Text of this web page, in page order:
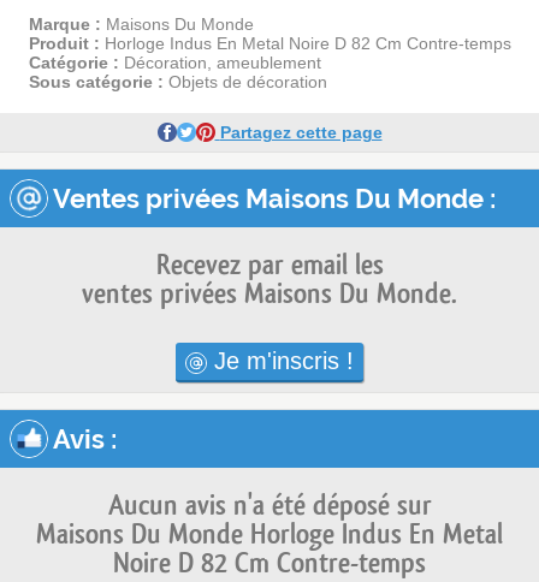
Marque : Maisons Du Monde
Produit : Horloge Indus En Metal Noire D 82 Cm Contre-temps
Catégorie : Décoration, ameublement
Sous catégorie : Objets de décoration
Partagez cette page
Ventes privées Maisons Du Monde :
Recevez par email les
ventes privées Maisons Du Monde.
Je m'inscris !
Avis :
Aucun avis n'a été déposé sur
Maisons Du Monde Horloge Indus En Metal
Noire D 82 Cm Contre-temps